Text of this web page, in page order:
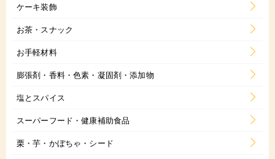
ケーキ装飾
お茶・スナック
お手軽材料
膨張剤・香料・色素・凝固剤・添加物
塩とスパイス
スーパーフード・健康補助食品
栗・芋・かぼちゃ・シード